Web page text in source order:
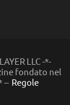
LLC -*-
fondato nel
-- Regole